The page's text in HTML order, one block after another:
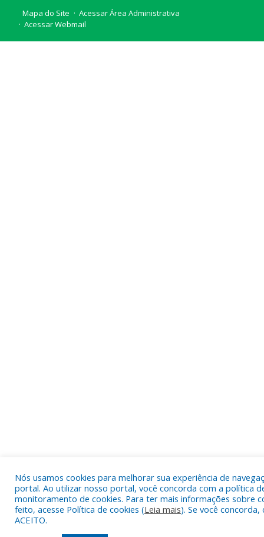
Mapa do Site
Acessar Área Administrativa
Acessar Webmail
Nós usamos cookies para melhorar sua experiência de
portal. Ao utilizar nosso portal, você concorda com a política
monitoramento de cookies. Para ter mais informações sobre
feito, acesse Política de cookies (Leia mais). Se você concorda,
ACEITO.